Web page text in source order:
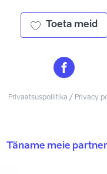
Toeta meid
Privaatsuspoliitika / Privacy
Täname meie